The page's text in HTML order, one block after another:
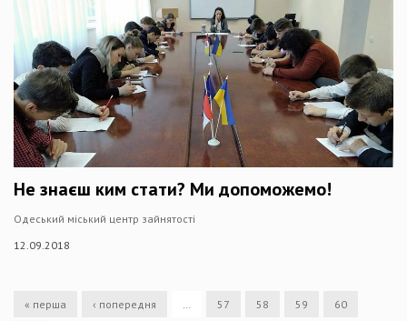
Не знаєш ким стати? Ми допоможемо!
Одеський міський центр зайнятості
12.09.2018
« перша ‹ попередня … 57 58 59 60